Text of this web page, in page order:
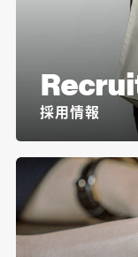
採用情報